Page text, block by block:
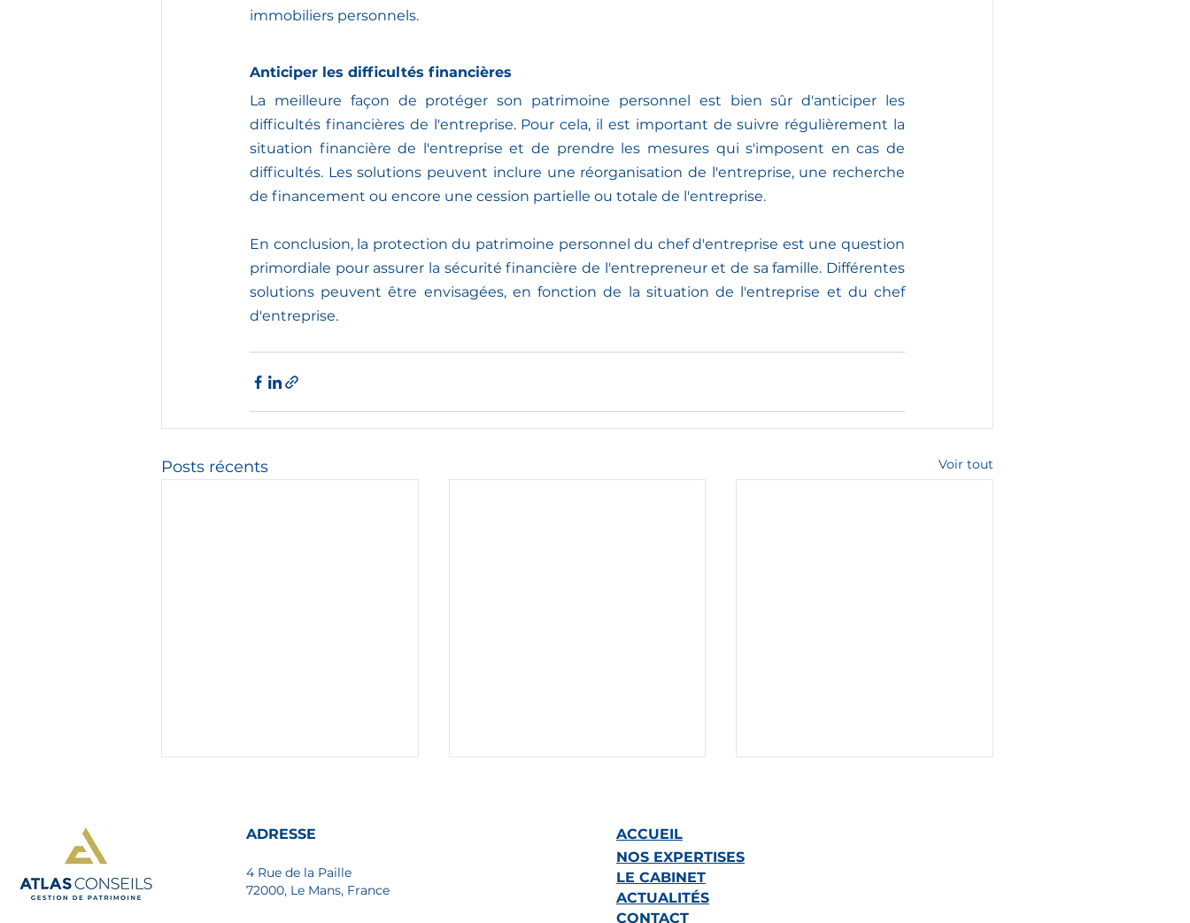
immobiliers personnels.
Anticiper les difficultés financières
La meilleure façon de protéger son patrimoine personnel est bien sûr d'anticiper les
difficultés financières de l'entreprise. Pour cela, il est important de suivre régulièrement la
situation financière de l'entreprise et de prendre les mesures qui s'imposent en cas de
difficultés. Les solutions peuvent inclure une réorganisation de l'entreprise, une recherche
de financement ou encore une cession partielle ou totale de l'entreprise.
En conclusion, la protection du patrimoine personnel du chef d'entreprise est une question
primordiale pour assurer la sécurité financière de l'entrepreneur et de sa famille. Différentes
solutions peuvent être envisagées, en fonction de la situation de l'entreprise et du chef
d'entreprise.
Posts récents Voir tout
ADRESSE
4 Rue de la Paille
72000, Le Mans, France
ACCUEIL
NOS EXPERTISES
LE CABINET
ACTUALITÉS
CONTACT